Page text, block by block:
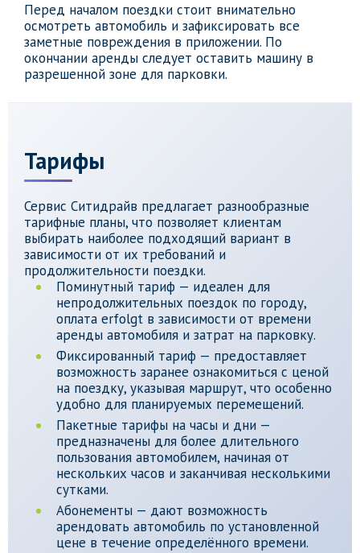
Перед началом поездки стоит внимательно
осмотреть автомобиль и зафиксировать все
заметные повреждения в приложении. По
окончании аренды следует оставить машину в
разрешенной зоне для парковки.
Тарифы
Сервис Ситидрайв предлагает разнообразные
тарифные планы, что позволяет клиентам
выбирать наиболее подходящий вариант в
зависимости от их требований и
продолжительности поездки.
Поминутный тариф — идеален для
непродолжительных поездок по городу,
оплата erfolgt в зависимости от времени
аренды автомобиля и затрат на парковку.
Фиксированный тариф — предоставляет
возможность заранее ознакомиться с ценой
на поездку, указывая маршрут, что особенно
удобно для планируемых перемещений.
Пакетные тарифы на часы и дни —
предназначены для более длительного
пользования автомобилем, начиная от
нескольких часов и заканчивая несколькими
сутками.
Абонементы — дают возможность
арендовать автомобиль по установленной
цене в течение определённого времени.